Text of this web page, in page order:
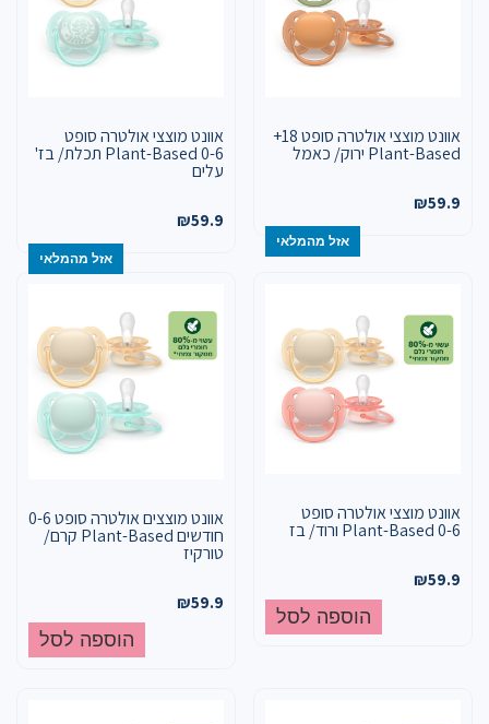
אוונט מוצצי אולטרה סופט 18+
Plant-Based ירוק/ כאמל
₪59.9
אזל מהמלאי
אוונט מוצצי אולטרה סופט
Plant-Based 0-6 תכלת/ בז'
עלים
₪59.9
אזל מהמלאי
אוונט מוצצי אולטרה סופט
Plant-Based 0-6 ורוד/ בז
₪59.9
הוספה לסל
אוונט מוצצים אולטרה סופט 0-6
חודשים Plant-Based קרם/
טורקיז
₪59.9
הוספה לסל